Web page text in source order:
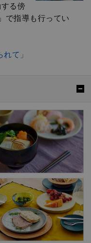
る傍
で指導も行ってい
て」